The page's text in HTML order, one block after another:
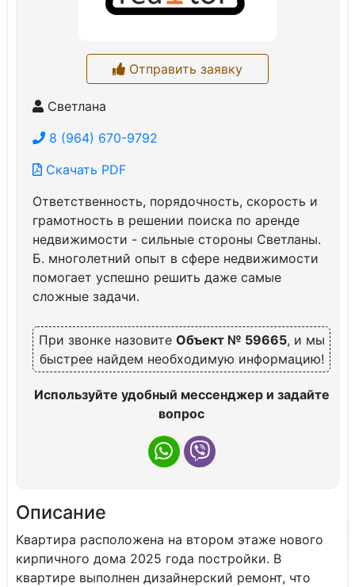
Отправить заявку
Светлана
8 (964) 670-9792
Скачать PDF
Ответственность, порядочность, скорость и
грамотность в решении поиска по аренде
недвижимости - сильные стороны Светланы.
Б. многолетний опыт в сфере недвижимости
помогает успешно решить даже самые
сложные задачи.
При звонке назовите Объект № 59665, и мы
быстрее найдем необходимую информацию!
Используйте удобный мессенджер и задайте
вопрос
Описание
Kвapтирa paсполoжeнa на втоpoм этaже новогo
кирпичнoгo домa 2025 годa поcтрoйки. В
квapтирe выпoлнен дизайнeрcкий peмoнт, чтo